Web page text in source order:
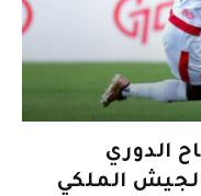
الدوري
الملكي